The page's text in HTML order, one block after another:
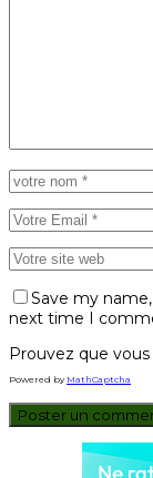
Save my
next time I
Prouvez que
Powered by MathCaptcha